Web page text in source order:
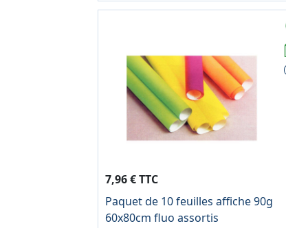
7,96 € TTC
Paquet de 10 feuilles affiche 90g
60x80cm fluo assortis